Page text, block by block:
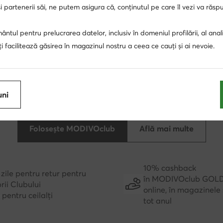
singur Club, avantaje în mai multe
doar pentru membrii Clubului, termen de retur extins
MODIVOclub GOLD și bucură-te de
Folosește MODIVOclub Află mai multe
pentru retur pentru
Clubului
pentru ceilalți
10% cashback
în MODIVOclub
online, în
tot anul
partenerii săi, ne putem asigura că, conținutul pe care îl vezi va
pentru prelucrarea datelor, inclusiv în domeniul profilării, al
facilitează găsirea în magazinul nostru a ceea ce cauți și ai nevoie.